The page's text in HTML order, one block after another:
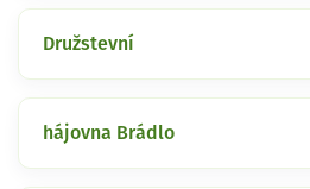
Družstevní
hájovna Brádlo